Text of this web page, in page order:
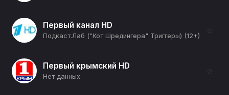
Первый канал HD
Подкаст.Лаб ("Кот Шредингера" Триггеры) (12+)
☆
Первый крымский HD
Нет данных
☆